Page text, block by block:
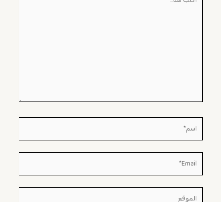
اسم*
Email*
الموقع